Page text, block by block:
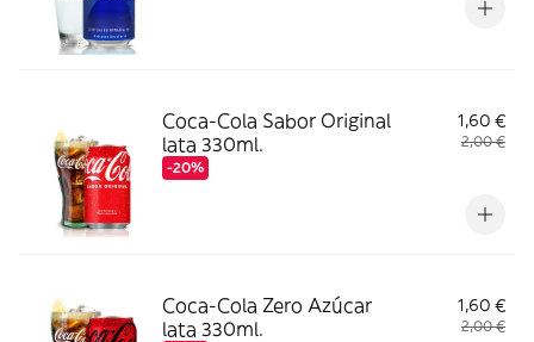
Coca-Cola Sabor Original
lata 330ml.
-20%
1,60 €
2,00 €
Coca-Cola Zero Azúcar
lata 330ml.
1,60 €
2,00 €